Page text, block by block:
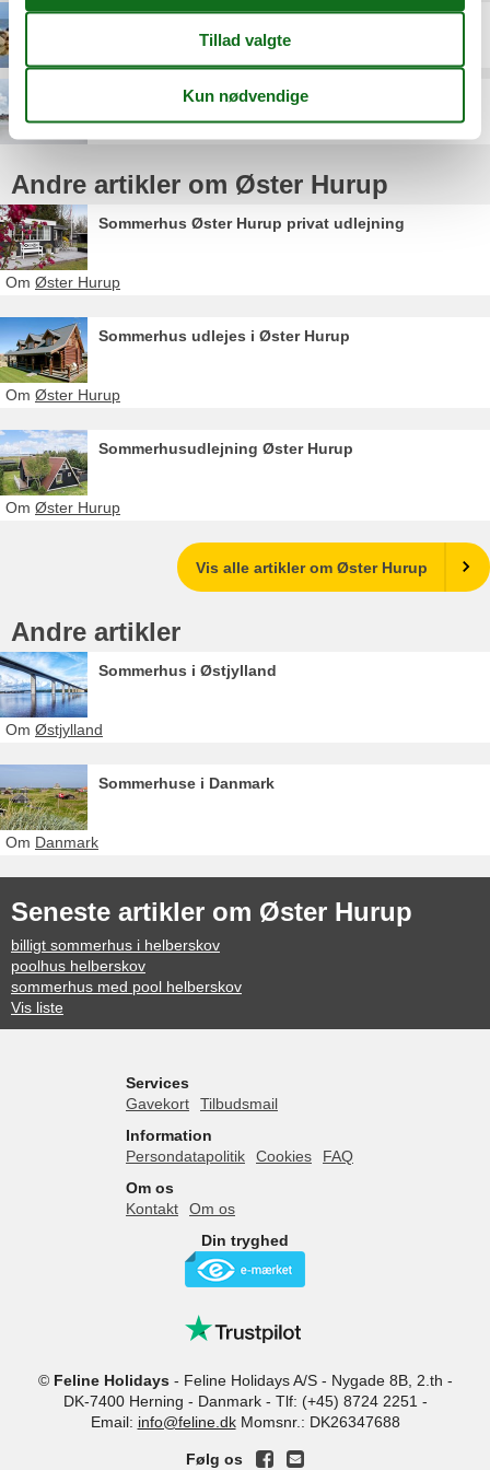
Andre artikler om Øster Hurup
Sommerhus Øster Hurup privat udlejning
Om Øster Hurup
Sommerhus udlejes i Øster Hurup
Om Øster Hurup
Sommerhusudlejning Øster Hurup
Om Øster Hurup
Vis alle artikler om Øster Hurup
Andre artikler
Sommerhus i Østjylland
Om Østjylland
Sommerhuse i Danmark
Om Danmark
Seneste artikler om Øster Hurup
billigt sommerhus i helberskov
poolhus helberskov
sommerhus med pool helberskov
Vis liste
Services
Gavekort
Tilbudsmail
Information
Persondatapolitik
Cookies
FAQ
Om os
Kontakt
Om os
Din tryghed
© Feline Holidays- Feline Holidays A/S- Nygade 8B, 2.th -
DK-7400 Herning - Danmark - Tlf: (+45) 8724 2251 -
Email: info@feline.dk Momsnr.: DK26347688
Følg os